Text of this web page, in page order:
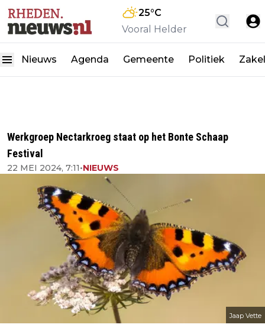
25°C
Vooral Helder
Nieuws Agenda Gemeente Politiek
Werkgroep Nectarkroeg staat op het Bonte Schaap
Festival
22 MEI 2024, 7:11•NIEUWS
Jaap Vette